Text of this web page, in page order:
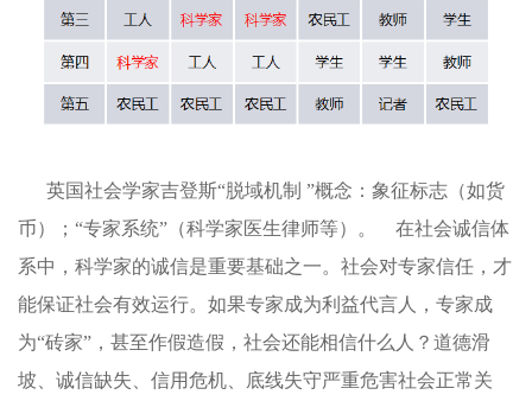
英国社会学家吉登斯“脱域机制 ”概念：象征标志（如货
币）；“专家系统”（科学家医生律师等）。 在社会诚信体
系中，科学家的诚信是重要基础之一。社会对专家信任，才
能保证社会有效运行。 如果专家成为利益代言人，专家成
为“砖家”，甚至作假造假，社会还能相信什么人？ 道德滑
坡、诚信缺失、信用危机、底线失守严重危害社会正常关